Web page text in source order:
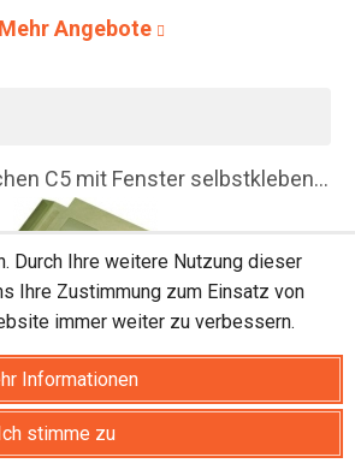
Mehr Angebote
C5 mit Fenster selbstkleben...
EUR pro Karton
Durch Ihre weitere Nutzung dieser
Ihre Zustimmung zum Einsatz von
immer weiter zu verbessern.
Informationen
stimme zu